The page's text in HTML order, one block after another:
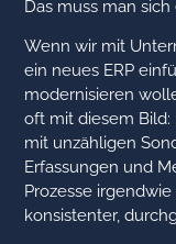
Das muss man
Wenn wir mit
ein neues ERP
modernisieren
oft mit diesem Bild:
mit unzähligen
Erfassungen und
Prozesse
konsistenter,